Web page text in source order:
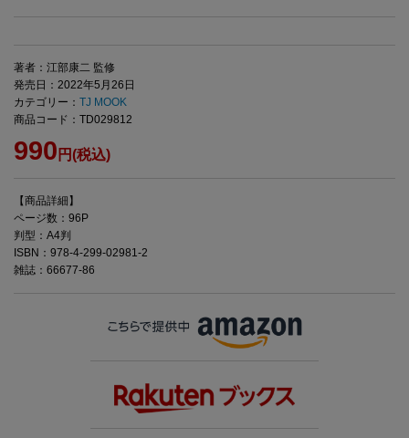
著者：江部康二 監修
発売日：2022年5月26日
カテゴリー： TJ MOOK
商品コード：TD029812
990 円(税込)
【商品詳細】
ページ数：96P
判型：A4判
ISBN：978-4-299-02981-2
雑誌：66677-86